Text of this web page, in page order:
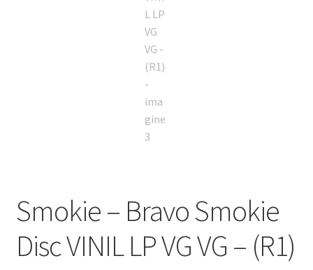
Smokie – Bravo Smokie
Disc VINIL LP VG VG – (R1)